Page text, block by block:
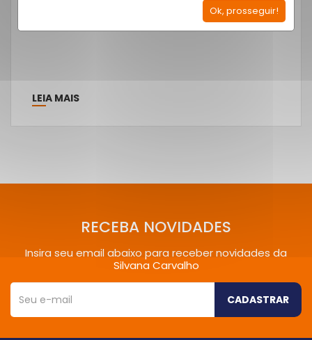
Ok, prosseguir!
de São Paulo que busca por imóveis […]
LEIA MAIS
RECEBA NOVIDADES
Insira seu email abaixo para receber novidades da
Silvana Carvalho
CADASTRAR